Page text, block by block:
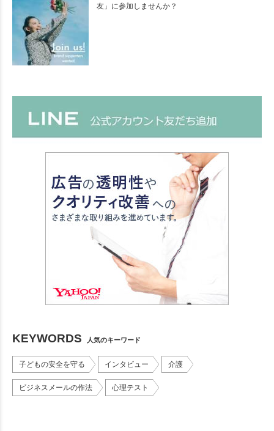
友」に参加しませんか？
KEYWORDS 人気のキーワード
子どもの安全を守る インタビュー 介護
ビジネスメールの作法 心理テスト